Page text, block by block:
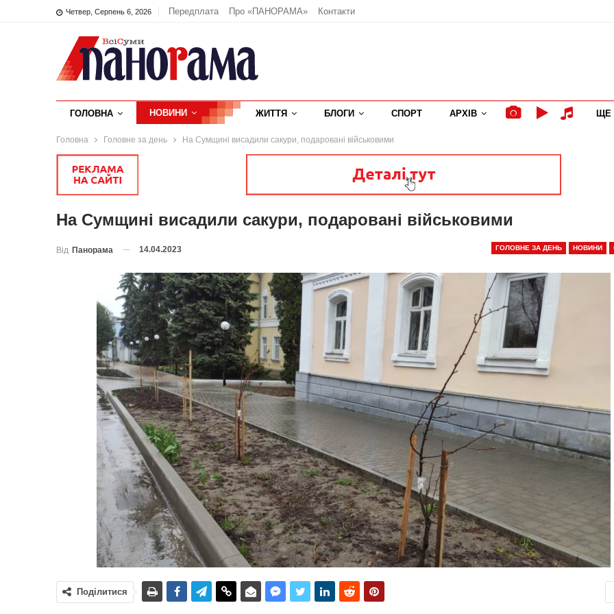
Четвер, Серпень 6, 2026 Передплата Про «ПАНОРАМА» Контакти
ГОЛОВНА НОВИНИ ЖИТТЯ БЛОГИ СПОРТ АРХІВ ЩЕ
Головна Головне за день На Сумщині висадили сакури, подаровані військовими
На Сумщині висадили сакури, подаровані військовими
ГОЛОВНЕ ЗА ДЕНЬ НОВИНИ
Від Панорама 14.04.2023
Поділитися